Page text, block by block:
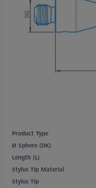
Product Type
Ø Sphere (DK)
Length (L)
Stylus Tip Material
Stylus Tip